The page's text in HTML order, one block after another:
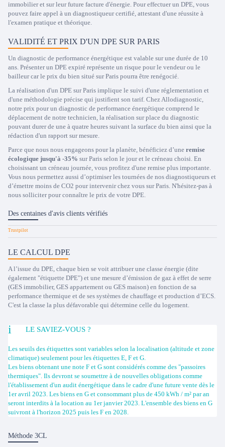
immobilier et sur leur future facture d'énergie. Pour effectuer un DPE, vous
pouvez faire appel à un diagnostiqueur certifié, attestant d'une réussite à
l'examen pratique et théorique.
VALIDITÉ ET PRIX D'UN DPE SUR PARIS
Un diagnostic de performance énergétique est valable sur une durée de 10
ans. Présenter un DPE expiré représente un risque pour le vendeur ou le
bailleur car le prix du bien situé sur Paris pourra être renégocié.
La réalisation d'un DPE sur Paris implique le suivi d'une réglementation et
d'une méthodologie précise qui justifient son tarif. Chez Allodiagnostic,
notre prix pour un diagnostic de performance énergétique comprend le
déplacement de notre technicien, la réalisation sur place du diagnostic
pouvant durer de une à quatre heures suivant la surface du bien ainsi que la
rédaction d'un rapport sur mesure.
Parce que nous nous engageons pour la planète, bénéficiez d’une remise
écologique jusqu'à -35% sur Paris selon le jour et le créneau choisi. En
choisissant un créneau journée, vous profitez d'une remise plus importante.
Vous nous permettez aussi d’optimiser les tournées de nos diagnostiqueurs et
d’émettre moins de CO2 pour intervenir chez vous sur Paris. N'hésitez-pas à
nous solliciter pour connaître le prix de votre DPE.
Des centaines d'avis clients vérifiés
LE CALCUL DPE
A l’issue du DPE, chaque bien se voit attribuer une classe énergie (dite
également "étiquette DPE") et une mesure d’émission de gaz à effet de serre
(GES immobilier, GES appartement ou GES maison) en fonction de sa
performance thermique et de ses systèmes de chauffage et production d’ECS.
C'est la classe la plus défavorable qui détermine celle du logement.
LE SAVIEZ-VOUS ?
Les seuils des étiquettes sont variables selon la localisation (altitude et zone
climatique) seulement pour les étiquettes E, F et G.
Les biens obtenant une note F et G sont considérés comme des "passoires
thermiques". Ils devront se soumettre à de nouvelles obligations comme
l'établissement d'un audit énergétique dans le cadre d'une future vente dès le
1er avril 2023. Les biens en G et consommant plus de 450 kWh / m² par an
seront interdits à la location au 1er janvier 2023. L'ensemble des biens en G
suivront à l'horizon 2025 puis les F en 2028.
Méthode 3CL